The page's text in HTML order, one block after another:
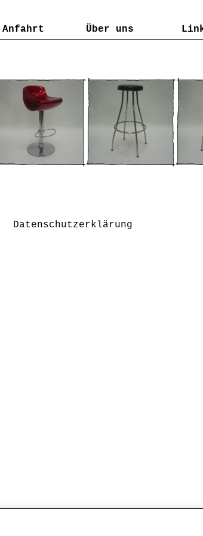
Anfahrt Über uns
Anfahrt Über uns
Datenschutzerklärung